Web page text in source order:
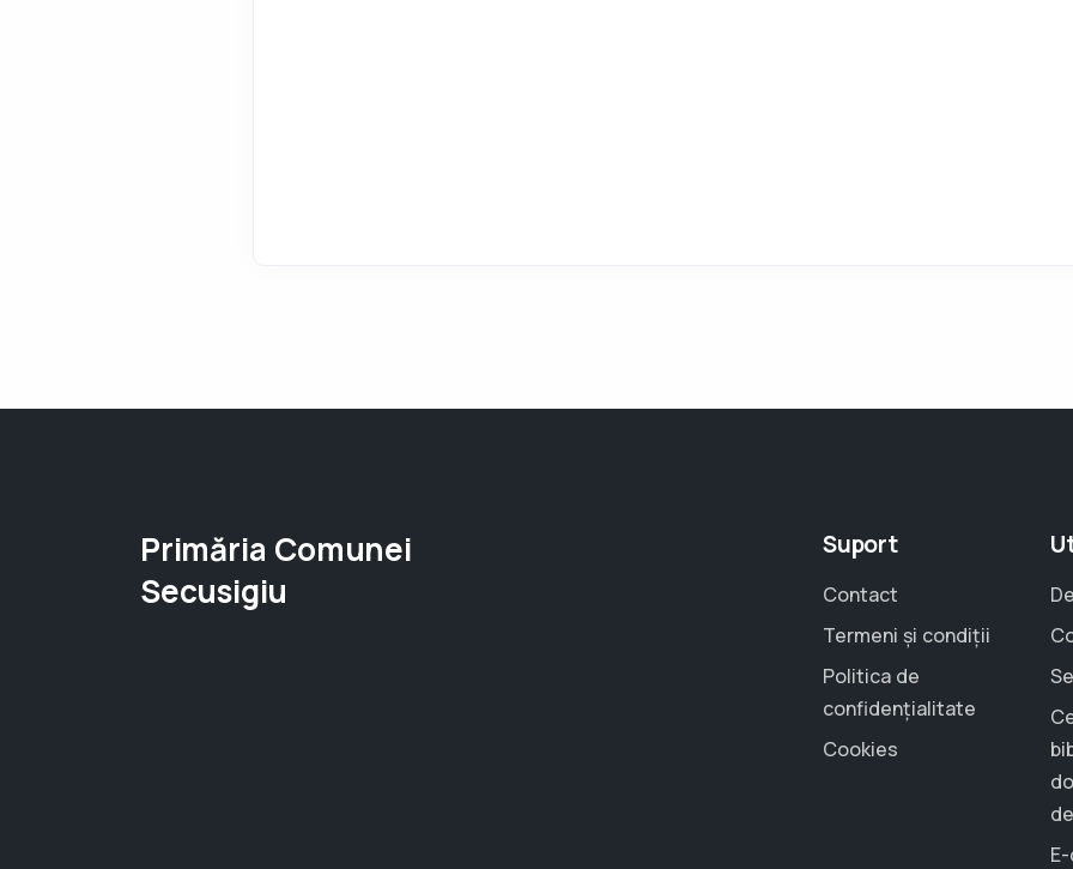
Primăria Comunei
Secusigiu
Suport
Contact
Termeni și condiții
Politica de
confidențialitate
Cookies